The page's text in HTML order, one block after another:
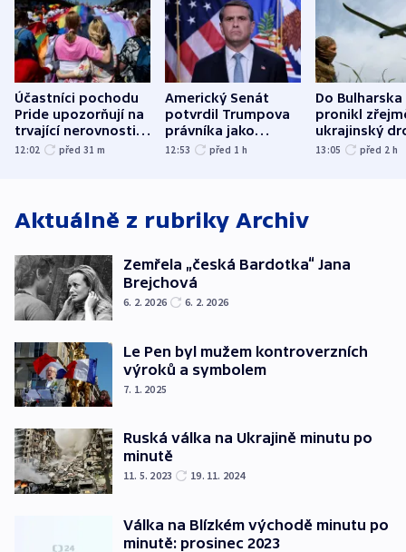
Účastníci pochodu
Pride upozorňují na
trvající nerovnosti i
společenskou
12:02 před 31 m
Americký Senát
potvrdil Trumpova
právníka jako
ministra
12:53 před 1 h
Do Bulharska
pronikl
ukrajinský
explodoval
13:05 před 2 h
Aktuálně z rubriky Archiv
Zemřela „česká Bardotka“ Jana
Brejchová
6. 2. 2026 6. 2. 2026
Le Pen byl mužem kontroverzních
výroků a symbolem
7. 1. 2025
Ruská válka na Ukrajině minutu po
minutě
11. 5. 2023 19. 11. 2024
Válka na Blízkém východě minutu po
minutě: prosinec 2023